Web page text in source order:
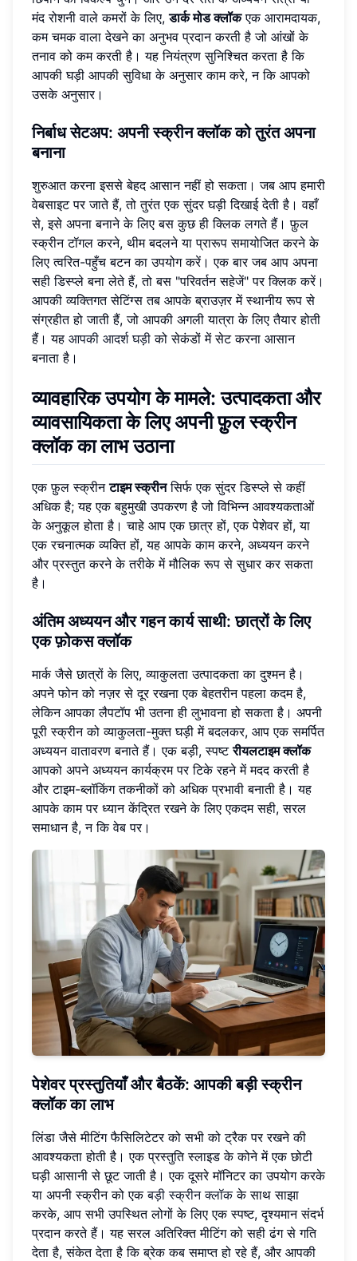
मंद रोशनी वाले कमरों के लिए,डार्क मोड क्लॉकएक आरामदायक,
कम चमक वाला देखने का अनुभव प्रदान करती है जो आंखों के
तनाव को कम करती है। यह नियंत्रण सुनिश्चित करता है कि
आपकी घड़ी आपकी सुविधा के अनुसार काम करे, न कि आपको
उसके अनुसार।
निर्बाध सेटअप: अपनी स्क्रीन क्लॉक को तुरंत अपना
बनाना
शुरुआत करना इससे बेहद आसान नहीं हो सकता। जब आप हमारी
वेबसाइट पर जाते हैं, तो तुरंत एक सुंदर घड़ी दिखाई देती है। वहाँ
से, इसे अपना बनाने के लिए बस कुछ ही क्लिक लगते हैं। फ़ुल
स्क्रीन टॉगल करने, थीम बदलने या प्रारूप समायोजित करने के
लिए त्वरित-पहुँच बटन का उपयोग करें। एक बार जब आप अपना
सही डिस्प्ले बना लेते हैं, तो बस "परिवर्तन सहेजें" पर क्लिक करें।
आपकी व्यक्तिगत सेटिंग्स तब आपके ब्राउज़र में स्थानीय रूप से
संग्रहीत हो जाती हैं, जो आपकी अगली यात्रा के लिए तैयार होती
हैं। यह आपकी आदर्श घड़ी को सेकंडों में सेट करना आसान
बनाता है।
व्यावहारिक उपयोग के मामले: उत्पादकता और
व्यावसायिकता के लिए अपनी फ़ुल स्क्रीन
क्लॉक का लाभ उठाना
एक फ़ुल स्क्रीनटाइम स्क्रीनसिर्फ एक सुंदर डिस्प्ले से कहीं
अधिक है; यह एक बहुमुखी उपकरण है जो विभिन्न आवश्यकताओं
के अनुकूल होता है। चाहे आप एक छात्र हों, एक पेशेवर हों, या
एक रचनात्मक व्यक्ति हों, यह आपके काम करने, अध्ययन करने
और प्रस्तुत करने के तरीके में मौलिक रूप से सुधार कर सकता
है।
अंतिम अध्ययन और गहन कार्य साथी: छात्रों के लिए
एक फ़ोकस क्लॉक
मार्क जैसे छात्रों के लिए, व्याकुलता उत्पादकता का दुश्मन है।
अपने फोन को नज़र से दूर रखना एक बेहतरीन पहला कदम है,
लेकिन आपका लैपटॉप भी उतना ही लुभावना हो सकता है। अपनी
पूरी स्क्रीन को व्याकुलता-मुक्त घड़ी में बदलकर, आप एक समर्पित
अध्ययन वातावरण बनाते हैं। एक बड़ी, स्पष्टरीयलटाइम क्लॉक
आपको अपने अध्ययन कार्यक्रम पर टिके रहने में मदद करती है
और टाइम-ब्लॉकिंग तकनीकों को अधिक प्रभावी बनाती है। यह
आपके काम पर ध्यान केंद्रित रखने के लिए एकदम सही, सरल
समाधान है, न कि वेब पर।
पेशेवर प्रस्तुतियाँ और बैठकें: आपकी बड़ी स्क्रीन
क्लॉक का लाभ
लिंडा जैसे मीटिंग फैसिलिटेटर को सभी को ट्रैक पर रखने की
आवश्यकता होती है। एक प्रस्तुति स्लाइड के कोने में एक छोटी
घड़ी आसानी से छूट जाती है। एक दूसरे मॉनिटर का उपयोग करके
या अपनी स्क्रीन को एकबड़ी स्क्रीन क्लॉकके साथ साझा
करके, आप सभी उपस्थित लोगों के लिए एक स्पष्ट, दृश्यमान संदर्भ
प्रदान करते हैं। यह सरल अतिरिक्त मीटिंग को सही ढंग से गति
देता है, संकेत देता है कि ब्रेक कब समाप्त हो रहे हैं, और आपकी